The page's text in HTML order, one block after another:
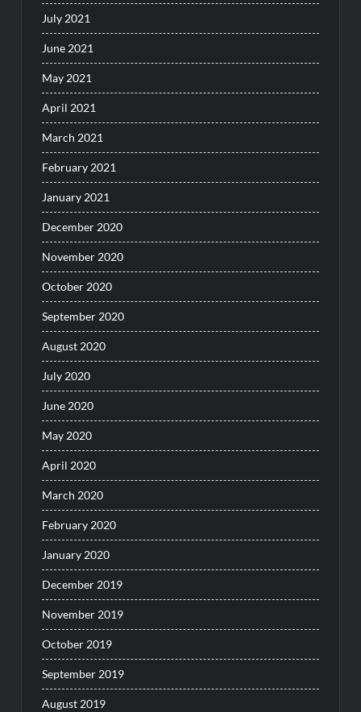
July 2021
June 2021
May 2021
April 2021
March 2021
February 2021
January 2021
December 2020
November 2020
October 2020
September 2020
August 2020
July 2020
June 2020
May 2020
April 2020
March 2020
February 2020
January 2020
December 2019
November 2019
October 2019
September 2019
August 2019